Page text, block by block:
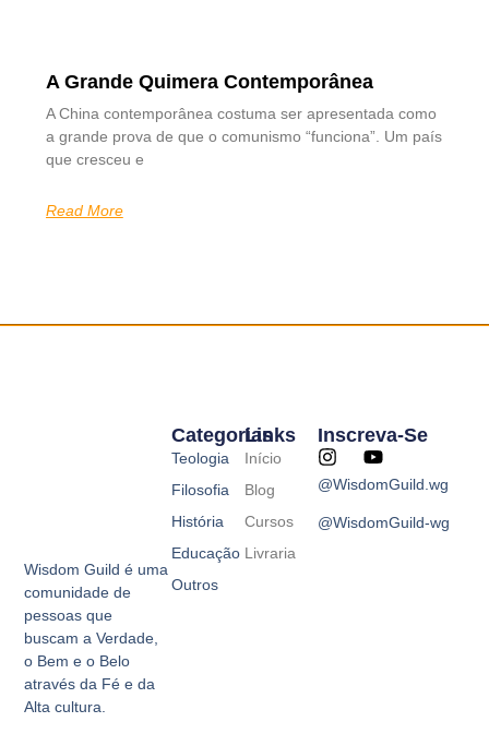
A Grande Quimera Contemporânea
A China contemporânea costuma ser apresentada como
a grande prova de que o comunismo “funciona”. Um país
que cresceu e
Read More
Wisdom Guild é uma
comunidade de
pessoas que
buscam a Verdade,
o Bem e o Belo
através da Fé e da
Alta cultura.
Links
Início
Blog
Cursos
Livraria
Categorias
Teologia
Filosofia
História
Educação
Outros
Inscreva-Se
I
n
s
t
a
Y
u
u
@WisdomGuild.wg
@WisdomGuild-wg